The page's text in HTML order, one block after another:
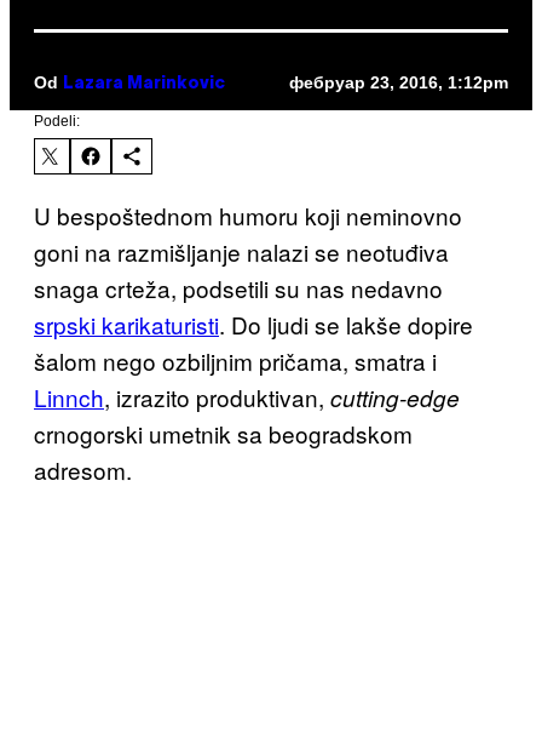
Od Lazara Marinkovic фебруар 23, 2016, 1:12pm
Podeli:
U bespoštednom humoru koji neminovno
goni na razmišljanje nalazi se neotuđiva
snaga crteža, podsetili su nas nedavno
srpski karikaturisti. Do ljudi se lakše dopire
šalom nego ozbiljnim pričama, smatra i
Linnch, izrazito produktivan, cutting-edge
crnogorski umetnik sa beogradskom
adresom.